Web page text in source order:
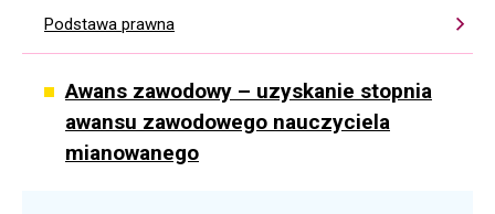
Podstawa prawna
Awans zawodowy – uzyskanie stopnia
awansu zawodowego nauczyciela
mianowanego